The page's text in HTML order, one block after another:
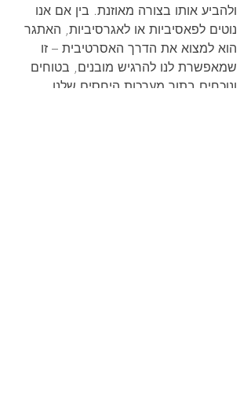
ולהביע אותו בצורה מאוזנת. בין אם אנו
נוטים לפאסיביות או לאגרסיביות, האתגר
הוא למצוא את הדרך האסרטיבית – זו
שמאפשרת לנו להרגיש מובנים, בטוחים
ונוכחים בתוך מערכות היחסים שלנו.